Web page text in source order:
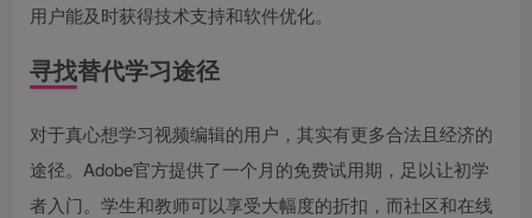
用户能及时获得技术支持和软件优化。
寻找替代学习途径
对于真心想学习视频编辑的用户，其实有更多合法且经济的
途径。Adobe官方提供了一个月的免费试用期，足以让初学
者入门。学生和教师可以享受大幅度的折扣，而社区和在线